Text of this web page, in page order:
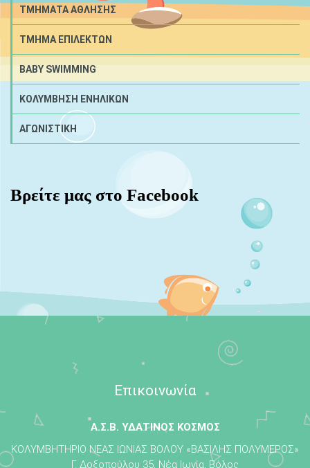
ΤΜΗΜΑΤΑ ΑΘΛΗΣΗΣ
ΤΜΗΜΑ ΕΠΙΛΕΚΤΩΝ
BABY SWIMMING
ΚΟΛΥΜΒΗΣΗ ΕΝΗΛΙΚΩΝ
ΑΓΩΝΙΣΤΙΚΗ
Βρείτε μας στο Facebook
Επικοινωνία
Α.Σ.Β. ΥΔΑΤΙΝΟΣ ΚΟΣΜΟΣ
ΚΟΛΥΜΒΗΤΗΡΙΟ ΝΕΑΣ ΙΩΝΙΑΣ ΒΟΛΟΥ «ΒΑΣΙΛΗΣ ΠΟΛΥΜΕΡΟΣ»
Γ. Δοξοπούλου 35, Νέα Ιωνία, Βόλος